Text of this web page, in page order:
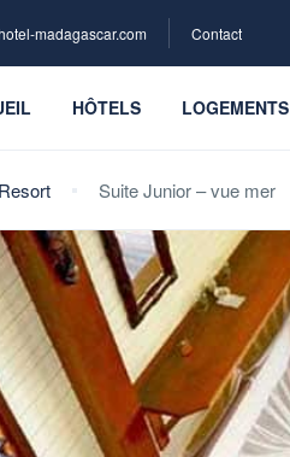
madagascar.com Contact
HÔTELS LOGEMENTS
Suite Junior – vue mer